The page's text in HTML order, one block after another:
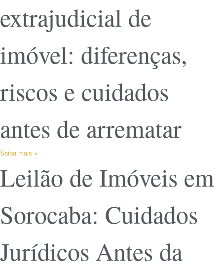
extrajudicial de
imóvel: diferenças,
riscos e cuidados
antes de arrematar
Saiba mais »
Leilão de Imóveis em
Sorocaba: Cuidados
Jurídicos Antes da